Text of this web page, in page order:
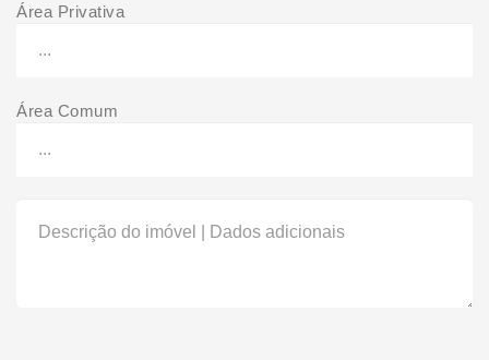
Área Privativa
Área Comum